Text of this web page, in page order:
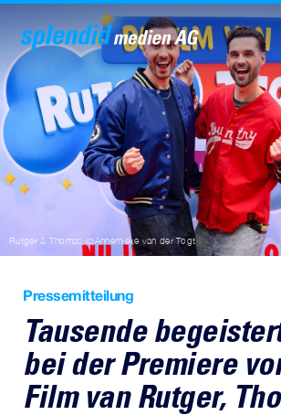
Rutger & Thomas (c)Annemieke van der Togt
Pressemitteilung
Tausende
bei der Premiere
Film van Rutger,